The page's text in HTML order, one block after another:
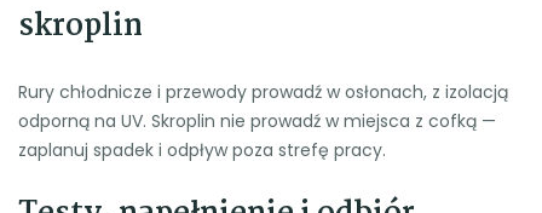
skroplin
Rury chłodnicze i przewody prowadź w osłonach, z izolacją
odporną na UV. Skroplin nie prowadź w miejsca z cofką —
zaplanuj spadek i odpływ poza strefę pracy.